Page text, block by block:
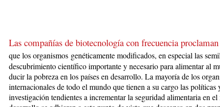
Las compañías de biotecnología con fre­cuencia proclaman
que los orga­nis­mos genéticamente modificados, en es­pecial las
des­cu­bri­miento científico importante y ne­ce­sa­rio para alimentar al
du­cir la pobreza en los países en desarrollo. La mayoría de los
interna­cionales de todo el mundo que tienen a su cargo las políticas
investigación tendientes a incrementar la seguridad alimentaria en